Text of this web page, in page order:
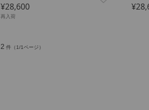
¥28,600
再入荷
2 件（1/1ページ）